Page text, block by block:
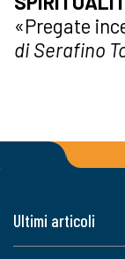
«Pregate
di Serafino
Ultimi articoli